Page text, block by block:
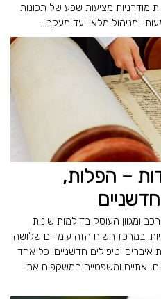
מודרניות מציעות שפע של תכונות
מניהול מלאי ועד מעקב...
– הפלות,
ומגוון העוסק בדילמות שונות
במרכז השיח הזה עומדים שלושה
וטיפולים חדשניים. כל אחד
אתיים ומשפטיים המשקפים את